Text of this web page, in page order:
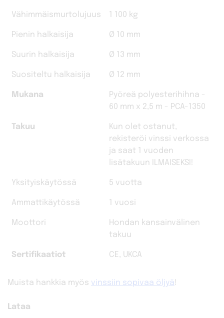
Vähimmäismurtolujuus 1 100 kg
Pienin halkaisija Ø 10 mm
Suurin halkaisija Ø 13 mm
Suositeltu halkaisija Ø 12 mm
Mukana
Pyöreä polyesterihihna -
60 mm x 2,5 m - PCA-1350
Takuu
Kun olet ostanut,
rekisteröi vinssi verkossa
ja saat 1 vuoden
lisätakuun ILMAISEKSI!
Yksityiskäytössä 5 vuotta
Ammattikäytössä 1 vuosi
Moottori
Hondan kansainvälinen
takuu
Sertifikaatiot CE, UKCA
Muista hankkia myös vinssiin sopivaa öljyä!
Lataa